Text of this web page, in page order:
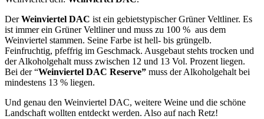
DerWeinviertel DAC ist ein gebietstypischer Grüner Veltliner. Es
ist immer ein Grüner Veltliner und muss zu 100 % aus dem
Weinviertel stammen. Seine Farbe ist hell- bis grüngelb.
Feinfruchtig, pfeffrig im Geschmack. Ausgebaut stehts trocken und
der Alkoholgehalt muss zwischen 12 und 13 Vol. Prozent liegen.
Bei der “Weinviertel DAC Reserve” muss der Alkoholgehalt bei
mindestens 13 % liegen.
Und genau den Weinviertel DAC, weitere Weine und die schöne
Landschaft wollten entdeckt werden. Also auf nach Retz!